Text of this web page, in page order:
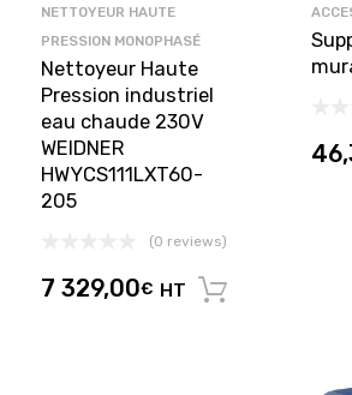
NETTOYEUR HAUTE
PRESSION MONOPHASÉ
Nettoyeur Haute
Pression industriel
eau chaude 230V
WEIDNER
HWYCS111LXT60-
205
(0 reviews)
7 329,00€ HT